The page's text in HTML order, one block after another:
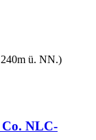
ü. NN.)
NLC-